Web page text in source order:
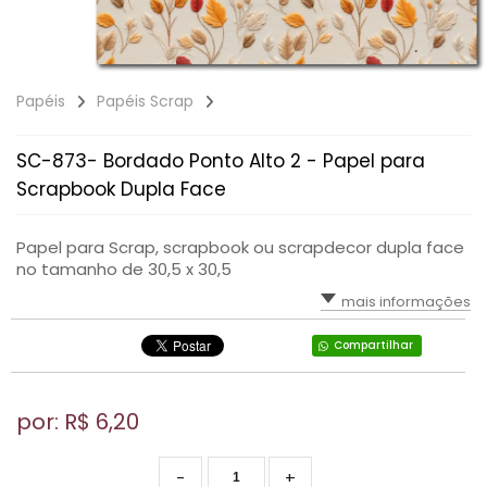
Papéis Papéis Scrap
SC-873- Bordado Ponto Alto 2 - Papel para
Scrapbook Dupla Face
Papel para Scrap, scrapbook ou scrapdecor dupla face
no tamanho de 30,5 x 30,5
mais informações
Compartilhar
por: R$ 6,20
+
-